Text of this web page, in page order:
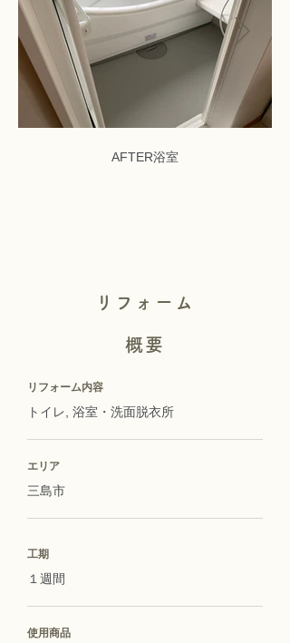
AFTER浴室
リフォーム
概要
リフォーム内容
トイレ, 浴室・洗面脱衣所
エリア
三島市
工期
１週間
使用商品